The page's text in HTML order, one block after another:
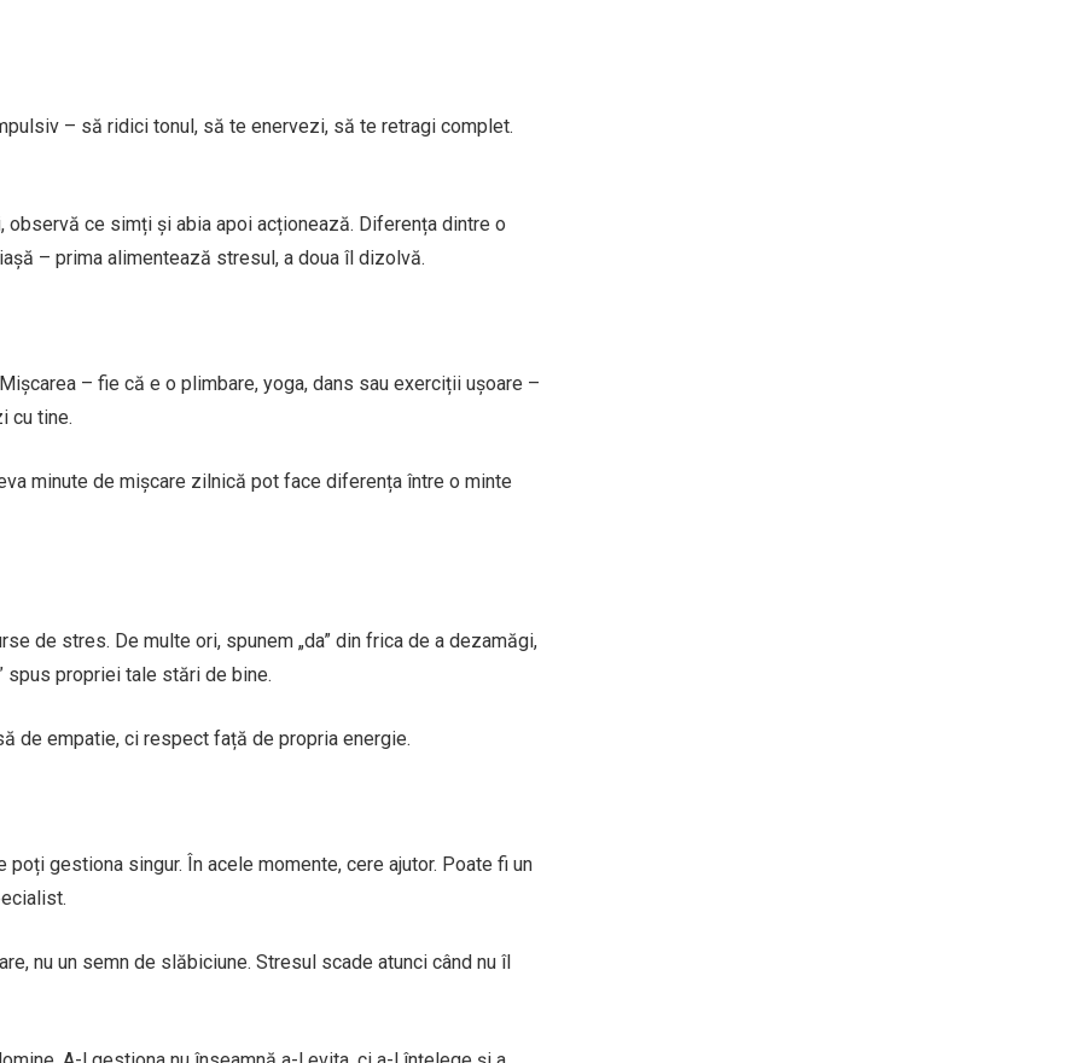
– să ridici tonul, să te enervezi, să te retragi complet.
ce simți și abia apoi acționează. Diferența dintre o
– prima alimentează stresul, a doua îl dizolvă.
– fie că e o plimbare, yoga, dans sau exerciții ușoare –
cu tine.
minute de mișcare zilnică pot face diferența între o minte
de stres. De multe ori, spunem „da” din frica de a dezamăgi,
spus propriei tale stări de bine.
de empatie, ci respect față de propria energie.
gestiona singur. În acele momente, cere ajutor. Poate fi un
nu un semn de slăbiciune. Stresul scade atunci când nu îl